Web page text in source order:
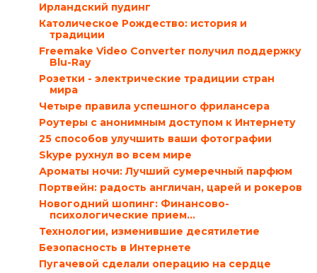
Ирландский пудинг
Католическое Рождество: история и
традиции
Freemake Video Converter получил поддержку
Blu-Ray
Розетки - электрические традиции стран
мира
Четыре правила успешного фрилансера
Роутеры с анонимным доступом к Интернету
25 способов улучшить ваши фотографии
Skype рухнул во всем мире
Ароматы ночи: Лучший сумеречный парфюм
Портвейн: радость англичан, царей и рокеров
Новогодний шопинг: Финансово-
психологические прием...
Технологии, изменившие десятилетие
Безопасность в Интернете
Пугачевой сделали операцию на сердце